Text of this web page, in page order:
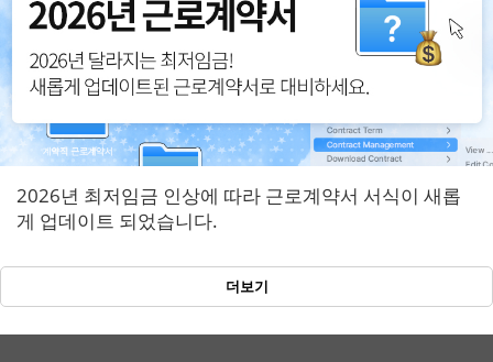
2026년 최저임금 인상에 따라 근로계약서 서식이 새롭
게 업데이트 되었습니다.
더보기